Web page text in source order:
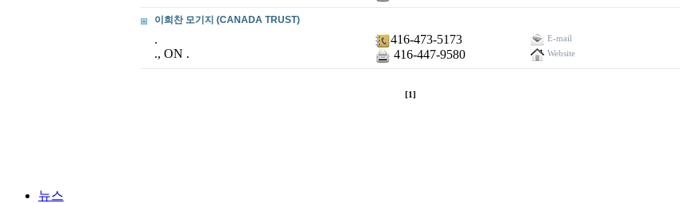
이희찬 모기지 (CANADA TRUST)
.
., ON .
416-473-5173 E-mail
416-447-9580 Website
[1]
뉴스